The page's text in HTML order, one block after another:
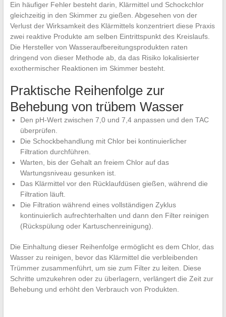
Ein häufiger Fehler besteht darin, Klärmittel und Schockchlor
gleichzeitig in den Skimmer zu gießen. Abgesehen von der
Verlust der Wirksamkeit des Klärmittels konzentriert diese Praxis
zwei reaktive Produkte am selben Eintrittspunkt des Kreislaufs.
Die Hersteller von Wasseraufbereitungsprodukten raten
dringend von dieser Methode ab, da das Risiko lokalisierter
exothermischer Reaktionen im Skimmer besteht.
Praktische Reihenfolge zur
Behebung von trübem Wasser
Den pH-Wert zwischen 7,0 und 7,4 anpassen und den TAC
überprüfen.
Die Schockbehandlung mit Chlor bei kontinuierlicher
Filtration durchführen.
Warten, bis der Gehalt an freiem Chlor auf das
Wartungsniveau gesunken ist.
Das Klärmittel vor den Rücklaufdüsen gießen, während die
Filtration läuft.
Die Filtration während eines vollständigen Zyklus
kontinuierlich aufrechterhalten und dann den Filter reinigen
(Rückspülung oder Kartuschenreinigung).
Die Einhaltung dieser Reihenfolge ermöglicht es dem Chlor, das
Wasser zu reinigen, bevor das Klärmittel die verbleibenden
Trümmer zusammenführt, um sie zum Filter zu leiten. Diese
Schritte umzukehren oder zu überlagern, verlängert die Zeit zur
Behebung und erhöht den Verbrauch von Produkten.